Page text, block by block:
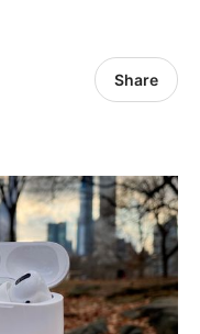
Share